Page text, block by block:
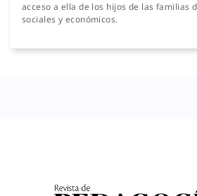
acceso a ella de los hijos de las familias
sociales y económicos.